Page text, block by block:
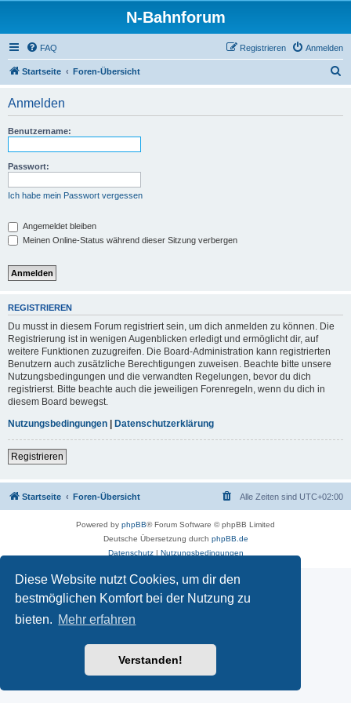
Diese Website nutzt Cookies, um dir den
bestmöglichen Komfort bei der Nutzung zu
bieten. Mehr erfahren
Verstanden!
N-Bahnforum
FAQ Anmelden
Registrieren
Startseite Foren-Übersicht
Anmelden
Benutzername:
Passwort:
Ich habe mein Passwort vergessen
Angemeldet bleiben
Meinen Online-Status während dieser Sitzung verbergen
REGISTRIEREN
Du musst in diesem Forum registriert sein, um dich anmelden zu können. Die
Registrierung ist in wenigen Augenblicken erledigt und ermöglicht dir, auf
weitere Funktionen zuzugreifen. Die Board-Administration kann registrierten
Benutzern auch zusätzliche Berechtigungen zuweisen. Beachte bitte unsere
Nutzungsbedingungen und die verwandten Regelungen, bevor du dich
registrierst. Bitte beachte auch die jeweiligen Forenregeln, wenn du dich in
diesem Board bewegst.
Nutzungsbedingungen | Datenschutzerklärung
Registrieren
Startseite Foren-Übersicht Alle Zeiten sind UTC+02:00
Powered by phpBB® Forum Software © phpBB Limited
Deutsche Übersetzung durch phpBB.de
Datenschutz| Nutzungsbedingungen